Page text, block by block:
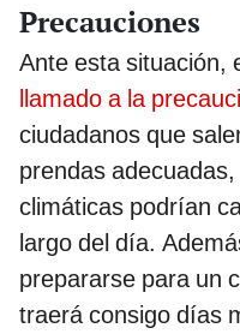
Precauciones
Ante esta situación,
llamado a la
ciudadanos que
prendas
climáticas podrían
largo del día.
prepararse para un
traerá consigo días